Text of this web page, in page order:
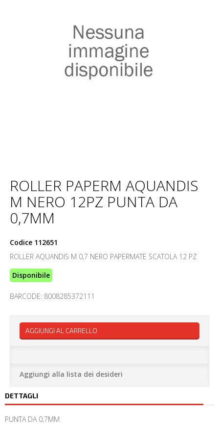
ROLLER PAPERM AQUANDIS
M NERO 12PZ PUNTA DA
0,7MM
Codice 112651
ROLLER AQUANDIS M 0,7 NERO PAPERMATE SCATOLA 12 PZ
Disponibile
BARCODE: 8008285372111
AGGIUNGI AL CARRELLO
Aggiungi alla lista dei desideri
DETTAGLI
PUNTA DA 0,7MM